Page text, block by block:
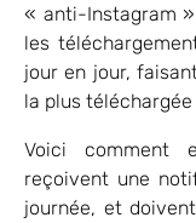
« anti-Instagram
les
jour en jour,
la plus
Voici comment
reçoivent une
journée, et